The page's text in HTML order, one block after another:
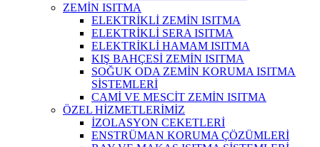
ZEMİN ISITMA
ELEKTRİKLİ ZEMİN ISITMA
ELEKTRİKLİ SERA ISITMA
ELEKTRİKLİ HAMAM ISITMA
KIŞ BAHÇESİ ZEMİN ISITMA
SOĞUK ODA ZEMİN KORUMA ISITMA
SİSTEMLERİ
CAMİ VE MESCİT ZEMİN ISITMA
ÖZEL HİZMETLERİMİZ
İZOLASYON CEKETLERİ
ENSTRÜMAN KORUMA ÇÖZÜMLERİ